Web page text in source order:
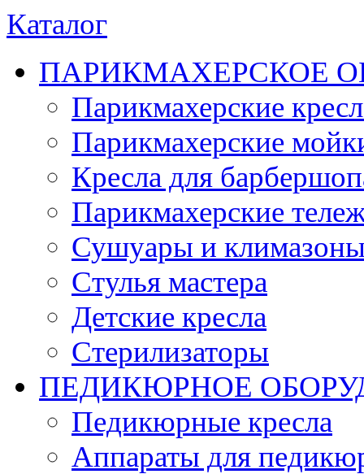
Каталог
ПАРИКМАХЕРСКОЕ
Парикмахерские
Парикмахерские
Кресла для
Парикмахерские
Сушуары и
Стулья мастера
Детские кресла
Стерилизаторы
ПЕДИКЮРНОЕ
Педикюрные кресла
Аппараты для